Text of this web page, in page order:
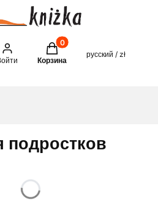
engineТовары в корзине: 0.
Корзина
русский / zł
подростков